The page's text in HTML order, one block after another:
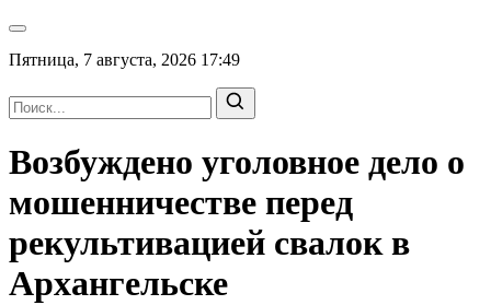
Пятница, 7 августа, 2026 17:49
Возбуждено уголовное дело о
мошенничестве перед
рекультивацией свалок в
Архангельске